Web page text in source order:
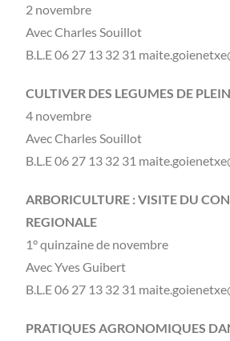
2 novembre
Avec Charles Souillot
B.L.E 06 27 13 32 31
CULTIVER DES LEGUMES DE
4 novembre
Avec Charles Souillot
B.L.E 06 27 13 32 31
ARBORICULTURE : VISITE DU
REGIONALE
1° quinzaine de novembre
Avec Yves Guibert
B.L.E 06 27 13 32 31
PRATIQUES AGRONOMIQUES